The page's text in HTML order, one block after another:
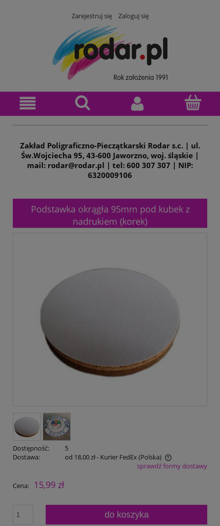
Zarejestruj się Zaloguj się
Zakład Poligraficzno-Pieczątkarski Rodar s.c. | ul.
Św.Wojciecha 95, 43-600 Jaworzno, woj. śląskie |
mail: rodar@rodar.pl | tel: 600 307 307 | NIP:
6320009106
Podstawka okrągła 95mm pod kubek z
nadrukiem (korek)
Dostępność:
5
Dostawa:
od 18,00 zł- Kurier FedEx(Polska)
Cena nie zawiera ewentualnych kosztów płatnościsprawdź formy dostawy
Cena: 15,99 zł
do koszyka